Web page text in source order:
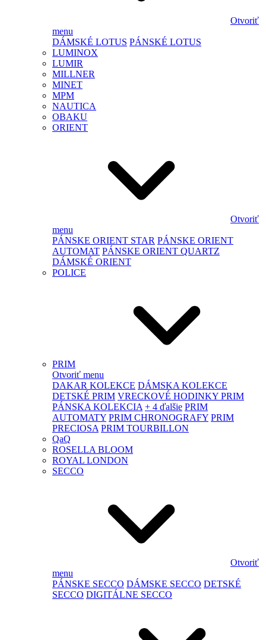
Otvoriť
menu
DÁMSKÉ LOTUS PÁNSKÉ LOTUS
LUMINOX
LUMIR
MILLNER
MINET
MPM
NAUTICA
OBAKU
ORIENT
Otvoriť
menu
PÁNSKE ORIENT STAR PÁNSKE ORIENT
AUTOMAT PÁNSKE ORIENT QUARTZ
DÁMSKÉ ORIENT
POLICE
PRIM
Otvoriť menu
DAKAR KOLEKCE DÁMSKA KOLEKCE
DETSKÉ PRIM VRECKOVÉ HODINKY PRIM
PÁNSKA KOLEKCIA + 4 ďalšie PRIM
AUTOMATY PRIM CHRONOGRAFY PRIM
PRECIOSA PRIM TOURBILLON
QaQ
ROSELLA BLOOM
ROYAL LONDON
SECCO
Otvoriť
menu
PÁNSKE SECCO DÁMSKE SECCO DETSKÉ
SECCO DIGITÁLNE SECCO